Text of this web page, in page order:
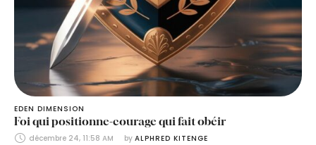
EDEN DIMENSION
Foi qui positionne-courage qui fait obéir
décembre 24, 11:58 AM by ALPHRED KITENGE